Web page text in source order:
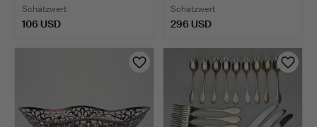
Schätzwert
106 USD
Schätzwert
296 USD